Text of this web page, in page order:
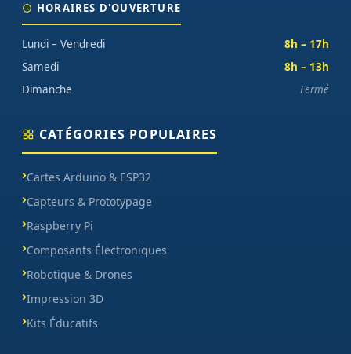
HORAIRES D'OUVERTURE
Lundi – Vendredi
8h – 17h
Samedi
8h – 13h
Dimanche
Fermé
CATÉGORIES POPULAIRES
Cartes Arduino & ESP32
Capteurs & Prototypage
Raspberry Pi
Composants Électroniques
Robotique & Drones
Impression 3D
Kits Éducatifs